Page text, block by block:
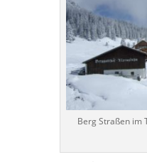
Berg Straßen im